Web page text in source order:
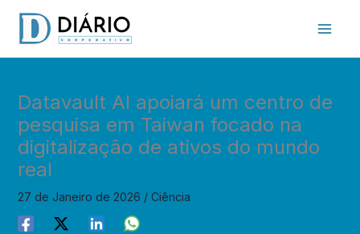
content
Datavault AI apoiará um centro de
pesquisa em Taiwan focado na
digitalização de ativos do mundo
real
27 de Janeiro de 2026 / Ciência